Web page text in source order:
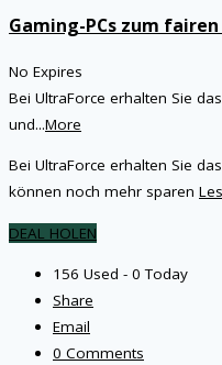
Gaming-PCs zum
No Expires
Bei UltraForce erhalten Sie
und...More
Bei UltraForce erhalten Sie
können noch mehr sparen
DEAL HOLEN
156 Used - 0 Today
Share
Email
0 Comments